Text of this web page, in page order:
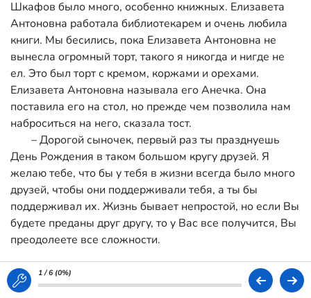
Шкафов было много, особенно книжных. Елизавета
Антоновна работала библиотекарем и очень любила
книги. Мы бесились, пока Елизавета Антоновна не
вынесла огромный торт, такого я никогда и нигде не
ел. Это был торт с кремом, коржами и орехами.
Елизавета Антоновна называла его Анечка. Она
поставила его на стол, но прежде чем позволила нам
наброситься на него, сказала тост.
– Дорогой сыночек, первый раз ты празднуешь
День Рождения в таком большом кругу друзей. Я
желаю тебе, что бы у тебя в жизни всегда было много
друзей, чтобы они поддерживали тебя, а ты бы
поддерживал их. Жизнь бывает непростой, но если Вы
будете преданы друг другу, то у Вас все получится, Вы
преодолеете все сложности.
поняли. Конечно же, мы преодолеем все трудности. На
радостях от этого мы уплетали вкуснейший торт,
1 / 6 (0%)